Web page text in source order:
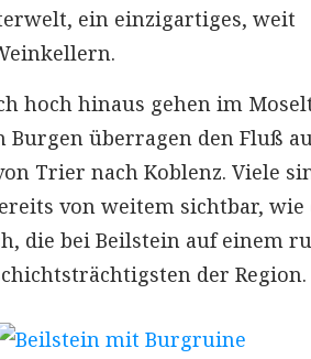
ein einzigartiges, weit
hoch hinaus gehen im
Burgen überragen den Fluß
Trier nach Koblenz. Viele
von weitem sichtbar, wie
die bei Beilstein auf einem
der Region.